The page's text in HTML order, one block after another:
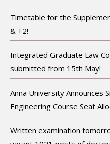
Timetable for the
& +2!
Integrated Graduate Law
submitted from 15th May!
Anna University Announces
Engineering Course Seat
Written examination